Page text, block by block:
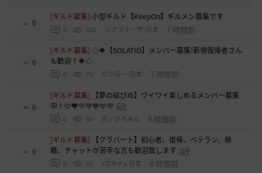
0
[ギルド募集]小型ギルド【KeepOn】ギルメン募集です
0 101 シアラナーザ-日本 7 時間前
0
[ギルド募集]◇🔶【SOLATIO】メンバー募集!新規復帰者さん
も歓迎！🔶◇
0 76 たりほー-日本 7 時間前
0
[ギルド募集]
【夢の結びめ】ワイワイ楽しめるメンバー募集
中！🩷🧡💛💚💙🩵💜
0 80 花ノひろみん 8 時間前
0
[ギルド募集]
【クラバート】初心者、復帰、ベテラン、移
籍、チャットが苦手な方も歓迎致します
0 65 xマキナx-日本 8 時間前